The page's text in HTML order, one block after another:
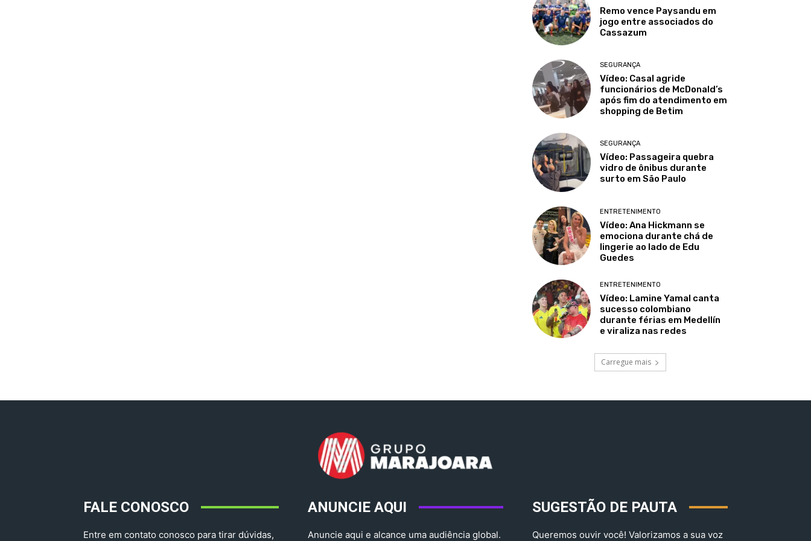
Remo vence Paysandu em
jogo entre associados do
Cassazum
SEGURANÇA
Vídeo: Casal agride
funcionários de McDonald’s
após fim do atendimento em
shopping de Betim
SEGURANÇA
Vídeo: Passageira quebra
vidro de ônibus durante
surto em São Paulo
ENTRETENIMENTO
Vídeo: Ana Hickmann se
emociona durante chá de
lingerie ao lado de Edu
Guedes
ENTRETENIMENTO
Vídeo: Lamine Yamal canta
sucesso colombiano
durante férias em Medellín
e viraliza nas redes
Carregue mais
FALE CONOSCO
Entre em contato conosco para tirar dúvidas,
ANUNCIE AQUI
Anuncie aqui e alcance uma audiência global.
SUGESTÃO DE PAUTA
Queremos ouvir você! Valorizamos a sua voz